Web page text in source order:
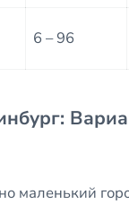
6 – 96
маленький